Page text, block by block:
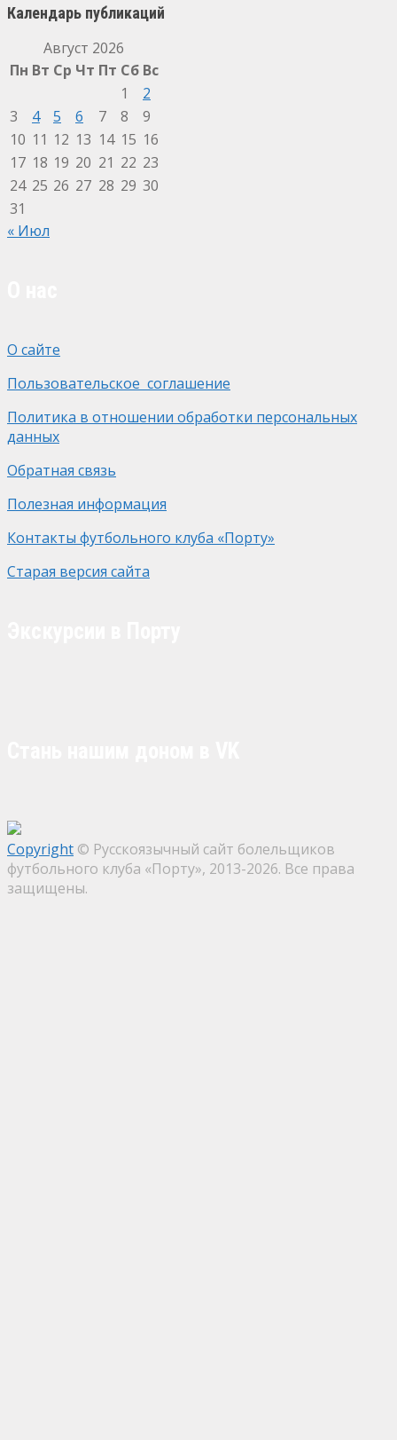
Календарь публикаций
Август 2026
Пн Вт Ср Чт Пт Сб Вс
1
2
3
4 5 6 7 8
9
10 11 12 13 14 15 16
17 18 19 20 21 22 23
24 25 26 27 28 29 30
31
« Июл
О сайте
Пользовательское соглашение
Политика в отношении обработки персональных
данных
Обратная связь
Полезная информация
Контакты футбольного клуба «Порту»
Старая версия сайта
Copyright © Русскоязычный сайт болельщиков
футбольного клуба «Порту», 2013-2026. Все права
защищены.